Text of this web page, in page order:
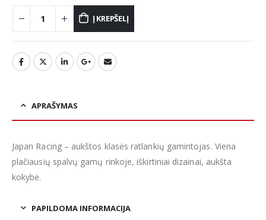
Į KREPŠELĮ
APRAŠYMAS
Japan Racing – aukštos klasės ratlankių gamintojas. Viena
plačiausių spalvų gamų rinkoje, iškirtiniai dizainai, aukšta
kokybė.
PAPILDOMA INFORMACIJA